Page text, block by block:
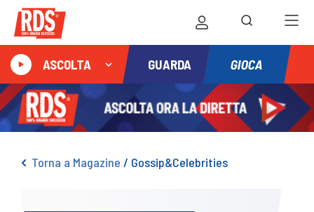
ASCOLTA GUARDA GIOCA
Torna a Magazine / Gossip&Celebrities